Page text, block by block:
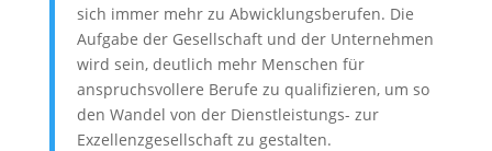
sich immer mehr zu Abwicklungsberufen. Die
Aufgabe der Gesellschaft und der Unternehmen
wird sein, deutlich mehr Menschen für
anspruchsvollere Berufe zu qualifizieren, um so
den Wandel von der Dienstleistungs- zur
Exzellenzgesellschaft zu gestalten.